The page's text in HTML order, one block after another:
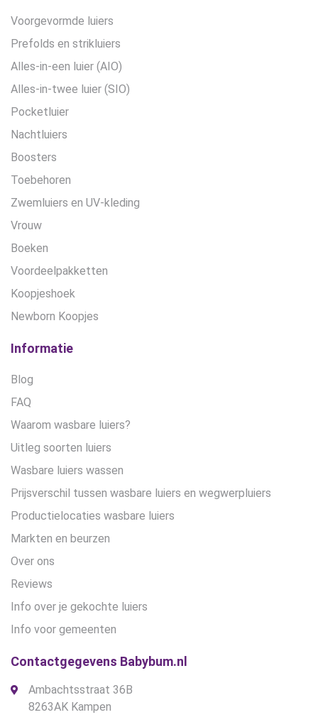
Voorgevormde luiers
Prefolds en strikluiers
Alles-in-een luier (AIO)
Alles-in-twee luier (SIO)
Pocketluier
Nachtluiers
Boosters
Toebehoren
Zwemluiers en UV-kleding
Vrouw
Boeken
Voordeelpakketten
Koopjeshoek
Newborn Koopjes
Informatie
Blog
FAQ
Waarom wasbare luiers?
Uitleg soorten luiers
Wasbare luiers wassen
Prijsverschil tussen wasbare luiers en wegwerpluiers
Productielocaties wasbare luiers
Markten en beurzen
Over ons
Reviews
Info over je gekochte luiers
Info voor gemeenten
Contactgegevens Babybum.nl
Ambachtsstraat 36B
8263AK Kampen